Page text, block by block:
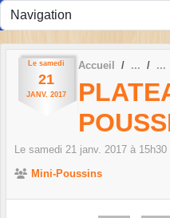
Le samedi
21
JANV. 2017
Accueil
Le samedi 21 janv. 2017 à 15h30
Mini-Poussins